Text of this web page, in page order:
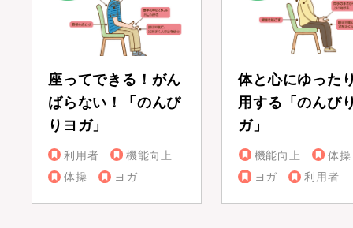
座ってできる！がん
ばらない！「のんび
りヨガ」
利用者
機能向上
体操
ヨガ
体と心にゆった
用する「のんび
ガ」
機能向上
体操
ヨガ
利用者